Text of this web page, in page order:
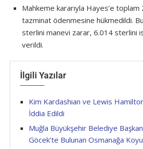
Mahkeme kararıyla Hayes’e
tazminat ödenmesine hükmedildi.
sterlini manevi zarar, 6.014 sterlini
verildi.
İlgili Yazılar
Kim Kardashian ve Lewis
İddia Edildi
Muğla Büyükşehir Belediye
Göcek’te Bulunan Osmanağa